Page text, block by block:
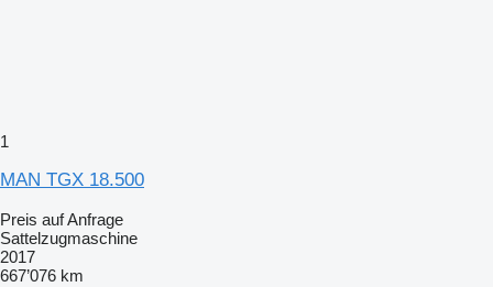
1
MAN TGX 18.500
Preis auf Anfrage
Sattelzugmaschine
2017
667’076 km